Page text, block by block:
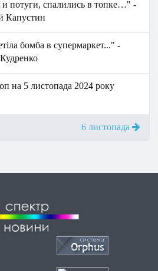
и потуги, спалились в топке…" -
Капустин
бомба в супермаркет..." -
на 5 листопада 2024 року
6 листопада